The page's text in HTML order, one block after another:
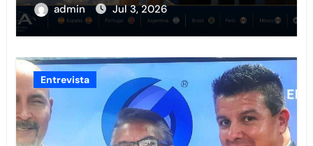
admin Jul 3, 2026
Entrevista